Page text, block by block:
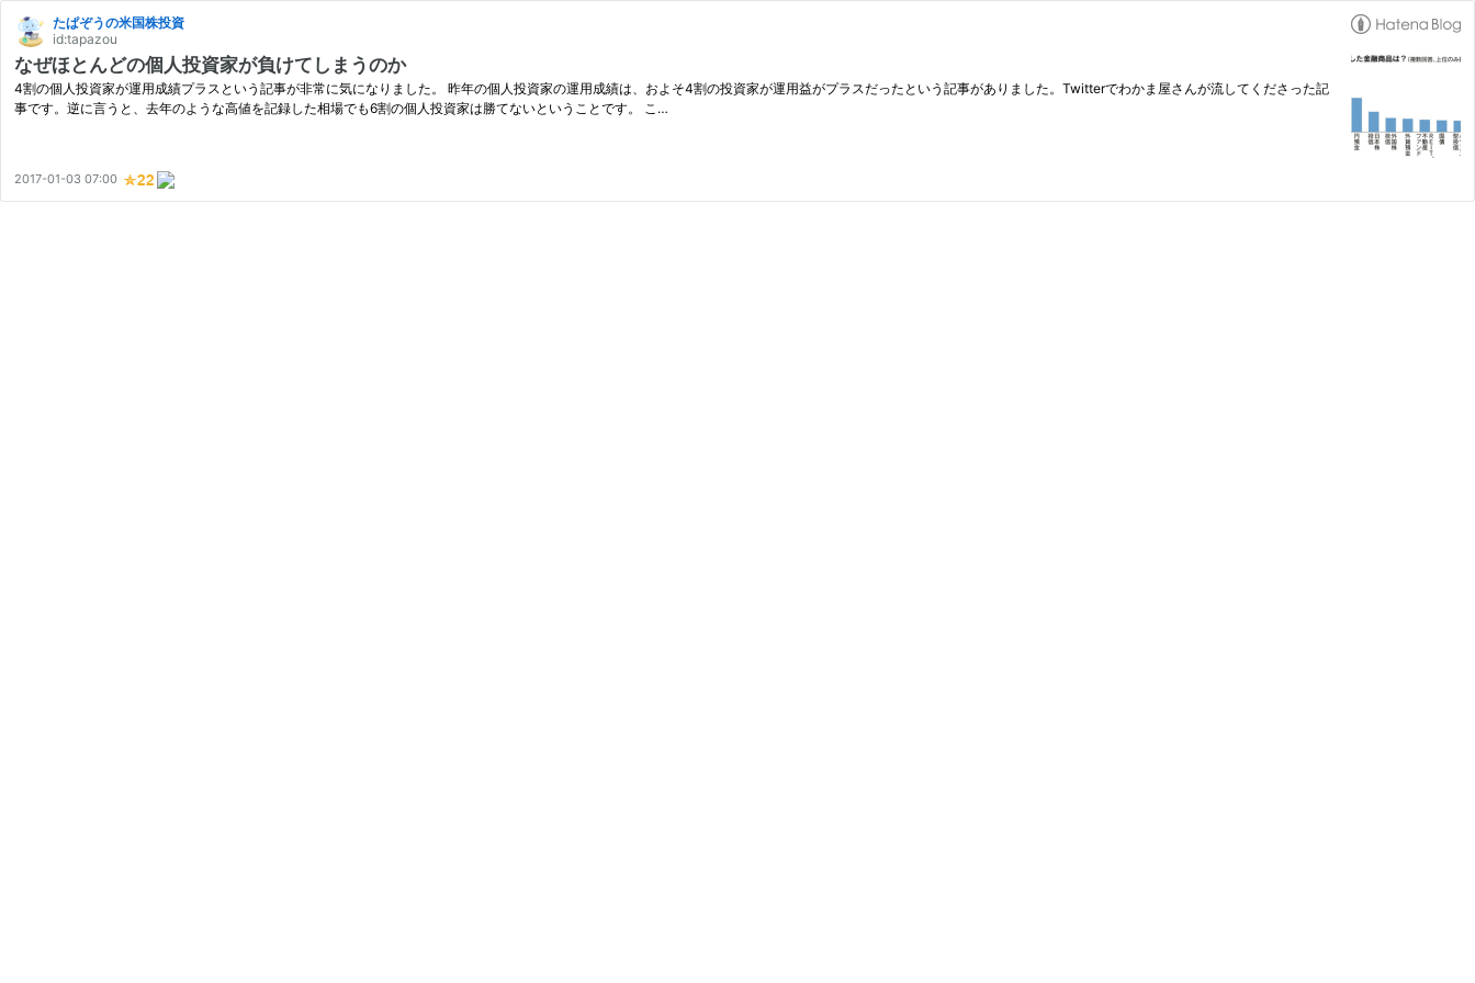
たぱぞうの米国株投資
id:tapazou
なぜほとんどの個人投資家が負けてしまうのか
4割の個人投資家が運用成績プラスという記事が非常に気になりました。 昨年の個人投資家の運用成績は、およそ4割の投資家が運用益がプラスだったという記事がありました。Twitterでわかま屋さんが流してくださった記
事です。逆に言うと、去年のような高値を記録した相場でも6割の個人投資家は勝てないということです。 こ…
2017-01-03 07:00